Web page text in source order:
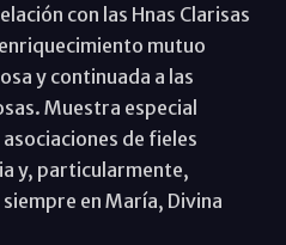
con las Hnas Clarisas
mutuo
y continuada a las
Muestra especial
de fieles
y, particularmente,
en María, Divina